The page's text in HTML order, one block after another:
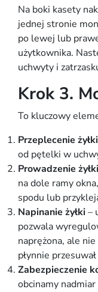
Na boki kasety
jednej stronie
po lewej lub
użytkownika.
uchwyty i
Krok 3.
To kluczowy
Przeplecenie
od pętelki w
Prowadzenie
na dole ramy
spodu lub
Napinanie żyłki–
pozwala
naprężona, ale
płynnie
Zabezpieczenie
obcinamy nadmiar